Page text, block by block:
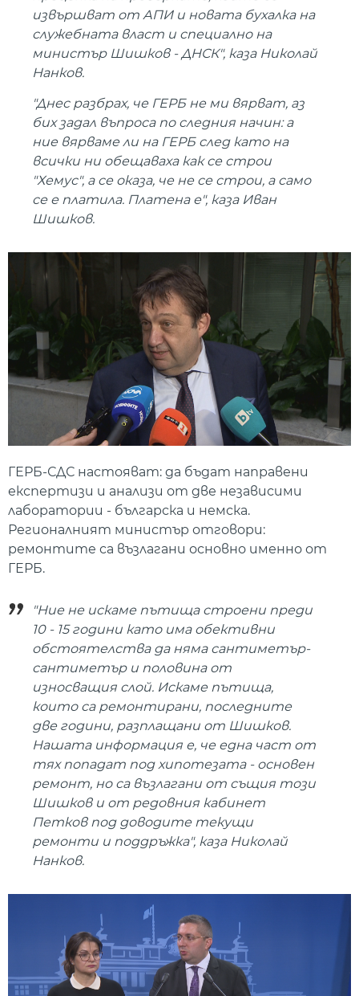
извършват от АПИ и новата бухалка на
служебната власт и специално на
министър Шишков - ДНСК", каза Николай
Нанков.
"Днес разбрах, че ГЕРБ не ми вярват, аз
бих задал въпроса по следния начин: а
ние вярваме ли на ГЕРБ след като на
всички ни обещаваха как се строи
"Хемус", а се оказа, че не се строи, а само
се е платила. Платена е", каза Иван
Шишков.
ГЕРБ-СДС настояват: да бъдат направени
експертизи и анализи от две независими
лаборатории - българска и немска.
Регионалният министър отговори:
ремонтите са възлагани основно именно от
ГЕРБ.
"Ние не искаме пътища строени преди
10 - 15 години като има обективни
обстоятелства да няма сантиметър-
сантиметър и половина от
износващия слой. Искаме пътища,
които са ремонтирани, последните
две години, разплащани от Шишков.
Нашата информация е, че една част от
тях попадат под хипотезата - основен
ремонт, но са възлагани от същия този
Шишков и от редовния кабинет
Петков под доводите текущи
ремонти и поддръжка", каза Николай
Нанков.